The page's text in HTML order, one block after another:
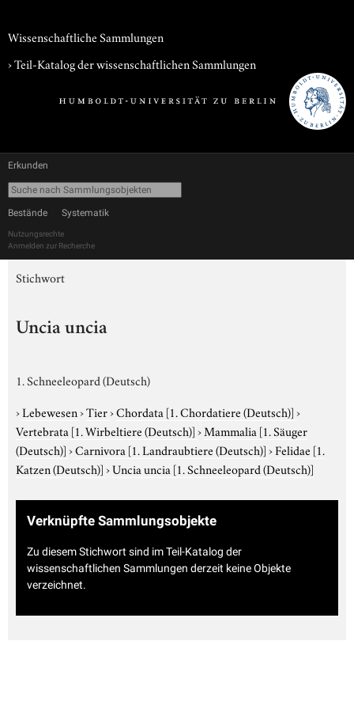
Wissenschaftliche Sammlungen
› Teil-Katalog der wissenschaftlichen Sammlungen
Erkunden
Bestände Systematik
Nutzungsrechte
Anmelden zur Recherche
Stichwort
Uncia uncia
1. Schneeleopard (Deutsch)
›Lebewesen›Tier›Chordata [1. Chordatiere (Deutsch)]›
Vertebrata [1. Wirbeltiere (Deutsch)]›Mammalia [1. Säuger
(Deutsch)]›Carnivora [1. Landraubtiere (Deutsch)]›Felidae [1.
Katzen (Deutsch)]›Uncia uncia [1. Schneeleopard (Deutsch)]
Verknüpfte Sammlungsobjekte
Zu diesem Stichwort sind im Teil-Katalog der
wissenschaftlichen Sammlungen derzeit keine Objekte
verzeichnet.